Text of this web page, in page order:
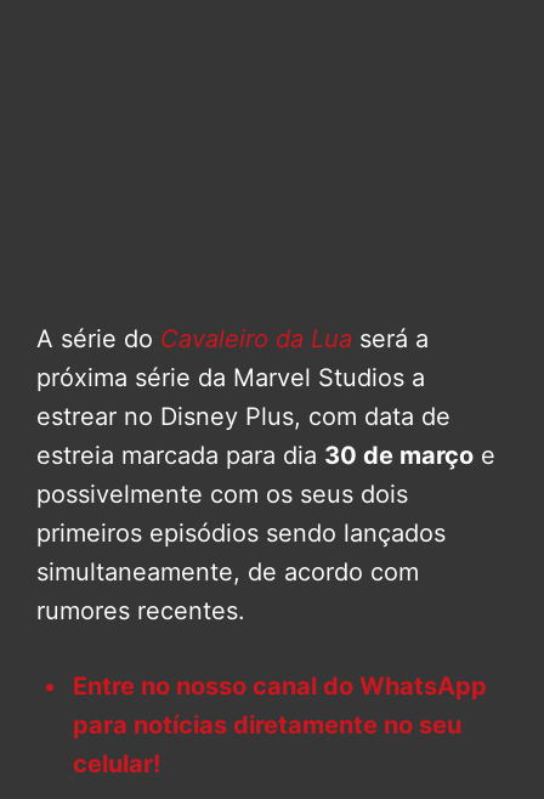
A série do Cavaleiro da Lua será a
próxima série da Marvel Studios a
estrear no Disney Plus, com data de
estreia marcada para dia 30 de março e
possivelmente com os seus dois
primeiros episódios sendo lançados
simultaneamente, de acordo com
rumores recentes.
Entre no nosso canal do WhatsApp
para notícias diretamente no seu
celular!